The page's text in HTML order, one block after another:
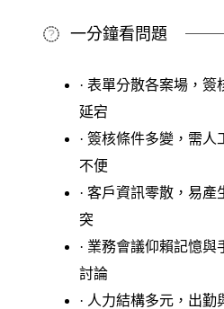
一分鐘看問題
· 表單分散各案場，簽
延宕
· 簽核條件多變，需人
不便
· 客戶資訊零散，易
突
· 業務會議仰賴記憶
討論
· 人力結構多元，出勤